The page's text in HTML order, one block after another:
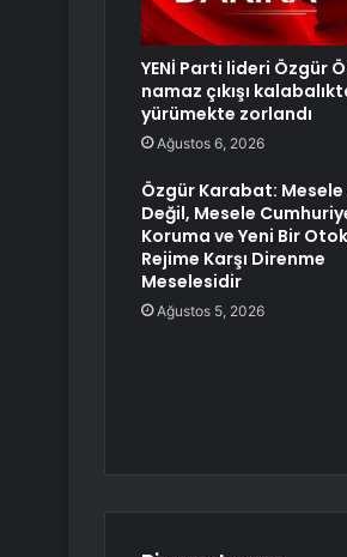
YENİ Parti lideri Özgür
namaz çıkışı
yürümekte zorlandı
Ağustos 6, 2026
Özgür Karabat:
Değil, Mesele
Koruma ve Yeni Bir
Rejime Karşı Direnme
Meselesidir
Ağustos 5, 2026